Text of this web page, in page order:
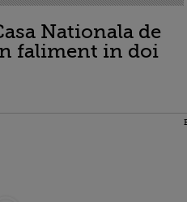
Nationala de
faliment in doi